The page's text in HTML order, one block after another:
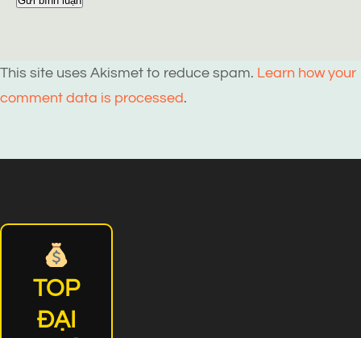
This site uses Akismet to reduce spam. Learn how your
comment data is processed.
TOP
ĐẠI